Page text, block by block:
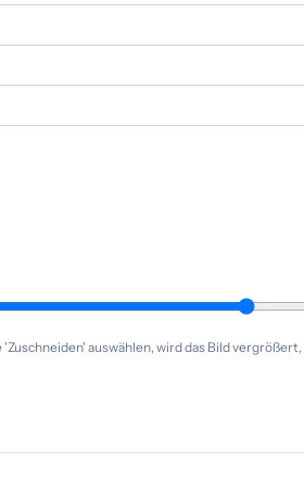
auswählen, wird das Bild vergrößert,